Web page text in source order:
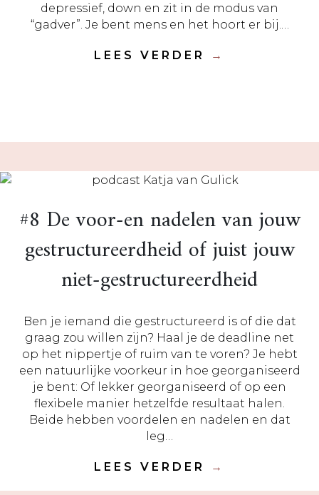
depressief, down en zit in de modus van
“gadver”. Je bent mens en het hoort er bij.…
LEES VERDER →
#8 De voor-en nadelen van jouw
gestructureerdheid of juist jouw
niet-gestructureerdheid
Ben je iemand die gestructureerd is of die dat
graag zou willen zijn? Haal je de deadline net
op het nippertje of ruim van te voren? Je hebt
een natuurlijke voorkeur in hoe georganiseerd
je bent: Of lekker georganiseerd of op een
flexibele manier hetzelfde resultaat halen.
Beide hebben voordelen en nadelen en dat
leg…
LEES VERDER →